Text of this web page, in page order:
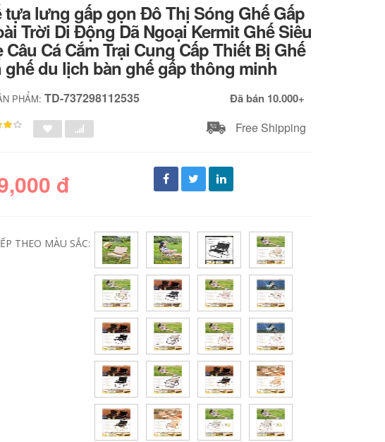
tựa lưng gấp gọn Đô Thị Sóng Ghế Gấp
Trời Di Động Dã Ngoại Kermit Ghế Siêu
Câu Cá Cắm Trại Cung Cấp Thiết Bị Ghế
ghế du lịch bàn ghế gấp thông minh
PHẨM:TD-737298112535 Đã bán 10.000+
Free Shipping
đ
THEO MÀU SẮC: